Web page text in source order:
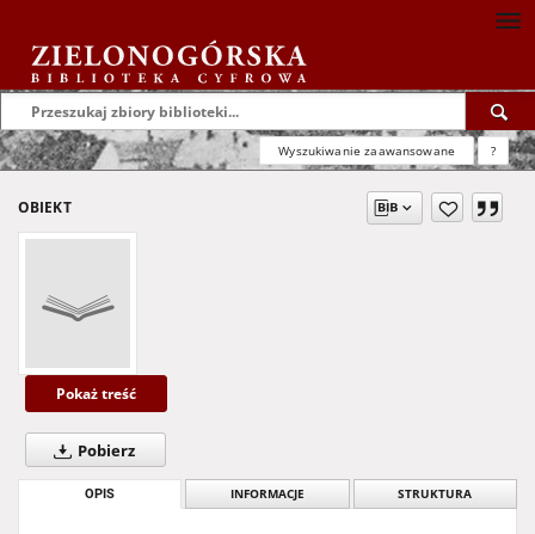
Wyszukiwanie zaawansowane ?
OBIEKT
Pokaż treść
Pobierz
OPIS INFORMACJE STRUKTURA